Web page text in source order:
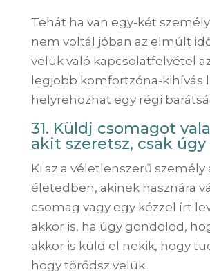
Tehát ha van egy-két személy
nem voltál jóban az elmúlt
velük való kapcsolatfelvétel
legjobb komfortzóna-kihívás
helyrehozhat egy régi
31. Küldj csomagot
akit szeretsz, csak úgy
Ki az a véletlenszerű személy
életedben, akinek hasznára
csomag vagy egy kézzel írt
akkor is, ha úgy gondolod,
akkor is küld el nekik, hogy
hogy törődsz velük.